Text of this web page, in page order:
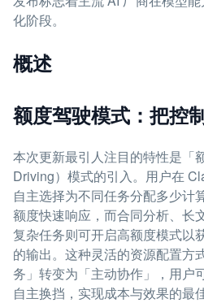
化阶段。
概述
额度驾驶模式：把控
本次更新最引人注目的特性是「
Driving）模式的引入。用户在
自主选择为不同任务分配多少计
额度快速响应，而合同分析、长
复杂任务则可开启高额度模式以
的输出。这种灵活的资源配置方
务」转变为「主动协作」，用户
自主换挡，实现成本与效果的最